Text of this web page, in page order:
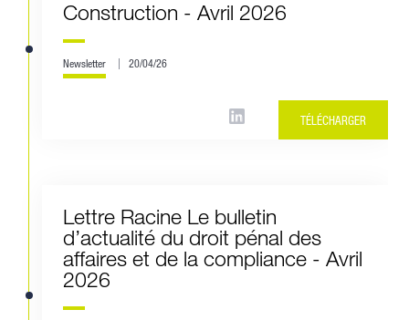
Construction - Avril 2026
Newsletter 20/04/26
TÉLÉCHARGER
Lettre Racine Le bulletin
d’actualité du droit pénal des
affaires et de la compliance - Avril
2026